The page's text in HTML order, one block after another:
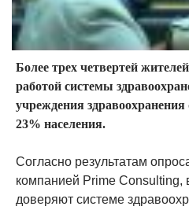
Более трех четвертей
работой системы
учреждения
23% населения.
Согласно результатам
компанией Prime Consulting,
доверяют системе